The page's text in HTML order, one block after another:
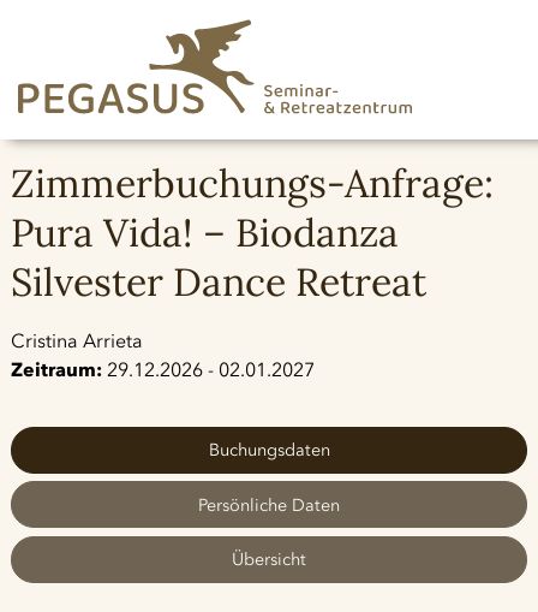
Zimmerbuchungs-Anfrage:
Pura Vida! – Biodanza
Silvester Dance Retreat
Cristina Arrieta
Zeitraum:29.12.2026 - 02.01.2027
Buchungsdaten
Persönliche Daten
Übersicht